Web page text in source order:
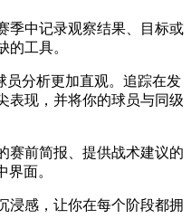
季中记录观察结果、目标或
的工具。
员分析更加直观。追踪在发
表现，并将你的球员与同级
赛前简报、提供战术建议的
界面。
浸感，让你在每个阶段都拥